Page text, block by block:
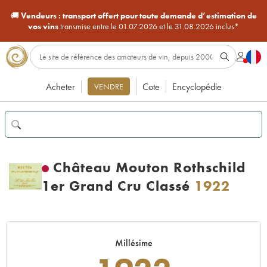
🚚Vendeurs : transport offert pour toute demande d’estimation de
vos vinstransmise entre le 01.07.2026 et le 31.08.2026 inclus*
Acheter VENDRE Cote Encyclopédie
Château Mouton Rothschild
1er Grand Cru Classé 1922
Millésime